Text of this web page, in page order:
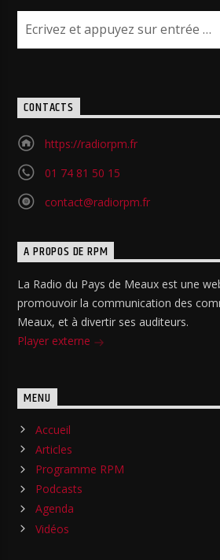
CONTACTS
https://radiorpm.fr
01 74 81 50 15
contact@radiorpm.fr
A PROPOS DE RPM
La Radio du Pays de Meaux est une
promouvoir la communication des
Meaux, et à divertir ses auditeurs.
Player externe
MENU
Accueil
Articles
Programme RPM
Podcasts
Agenda
Vidéos